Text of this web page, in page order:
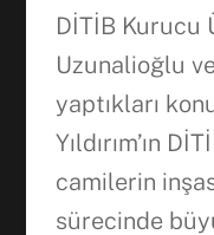
DİTİB Kurucu
Uzunalioğlu
yaptıkları
Yıldırım’ın
camilerin
sürecinde